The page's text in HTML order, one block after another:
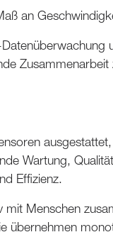
an
Zusammenarbeit
Wartung,
Effizienz.
Menschen
übernehmen